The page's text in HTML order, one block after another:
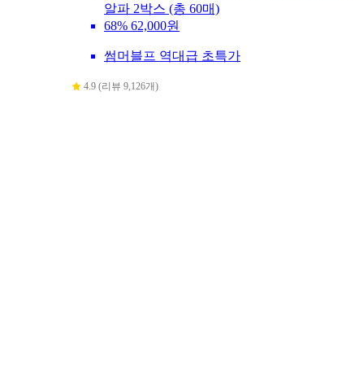
알파 2박스 (총 60매)
68% 62,000원
썸머블프 역대급 초특가
4.9 (리뷰 9,126개)